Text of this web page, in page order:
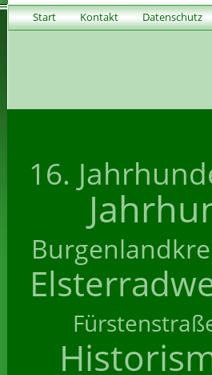
Start Kontakt Datenschutz
16.